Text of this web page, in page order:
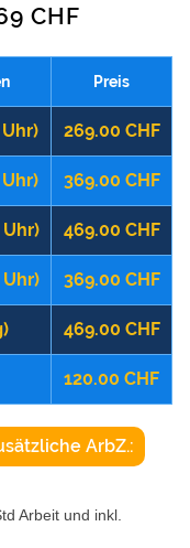
CHF
Preis
269.00 CHF
369.00 CHF
469.00 CHF
369.00 CHF
469.00 CHF
120.00 CHF
ArbZ.:
Arbeit und inkl.